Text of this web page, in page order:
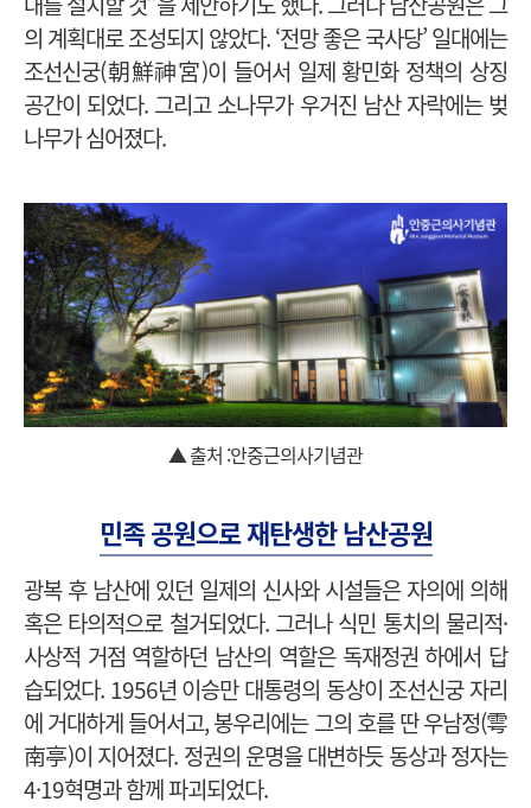
대를 설치할 것”을 제안하기도 했다. 그러나 남산공원은 그
의 계획대로 조성되지 않았다. ‘전망 좋은 국사당’ 일대에는
조선신궁(朝鮮神宮)이 들어서 일제 황민화 정책의 상징
공간이 되었다. 그리고 소나무가 우거진 남산 자락에는 벚
나무가 심어졌다.
▲ 출처 :안중근의사기념관
민족 공원으로 재탄생한 남산공원
광복 후 남산에 있던 일제의 신사와 시설들은 자의에 의해
혹은 타의적으로 철거되었다. 그러나 식민 통치의 물리적·
사상적 거점 역할하던 남산의 역할은 독재정권 하에서 답
습되었다. 1956년 이승만 대통령의 동상이 조선신궁 자리
에 거대하게 들어서고, 봉우리에는 그의 호를 딴 우남정(雩
南亭)이 지어졌다. 정권의 운명을 대변하듯 동상과 정자는
4·19혁명과 함께 파괴되었다.